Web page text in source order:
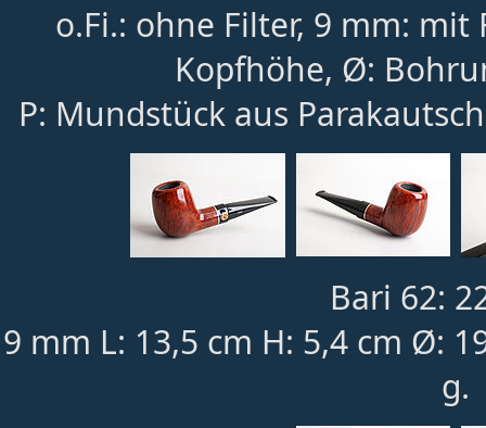
o.Fi.: ohne Filter, 9 mm: mit
Kopfhöhe, Ø:
P: Mundstück aus
Bari 62:
9 mm L: 13,5 cm H: 5,4 cm Ø:
g.